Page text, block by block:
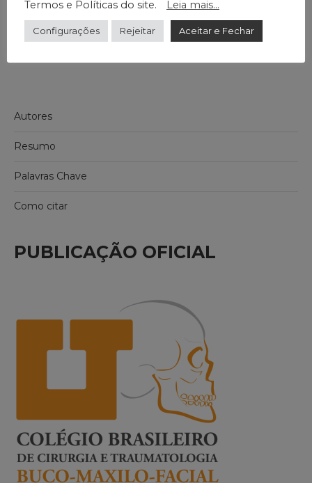
071.cre
Autores
Resumo
Palavras Chave
Como citar
PUBLICAÇÃO OFICIAL
Termos e Políticas do site.
Leia mais...
Configurações Rejeitar Aceitar e Fechar